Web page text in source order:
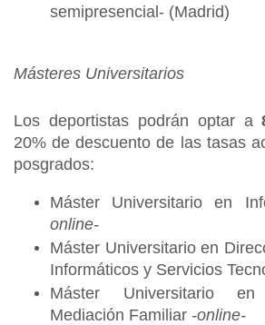
semipresencial- (Madrid)
Másteres Universitarios
Los deportistas podrán optar a
20% de descuento de las tasas
posgrados:
Máster Universitario en
online-
Máster Universitario en
Informáticos y Servicios
Máster Universitario
Mediación Familiar -online-